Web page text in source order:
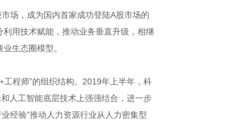
场，成为国内首家成功登陆A股市场的
用技术赋能，推动业务垂直升级，相继
生态圈模型。
程师”的组织结构。2019年上半年，科
人工智能底层技术上强强结合，进一步
经验”推动人力资源行业从人力密集型